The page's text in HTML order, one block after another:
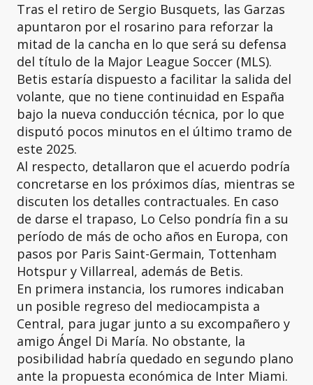
Tras el retiro de Sergio Busquets, las Garzas
apuntaron por el rosarino para reforzar la
mitad de la cancha en lo que será su defensa
del título de la Major League Soccer (MLS).
Betis estaría dispuesto a facilitar la salida del
volante, que no tiene continuidad en España
bajo la nueva conducción técnica, por lo que
disputó pocos minutos en el último tramo de
este 2025.
Al respecto, detallaron que el acuerdo podría
concretarse en los próximos días, mientras se
discuten los detalles contractuales. En caso
de darse el trapaso, Lo Celso pondría fin a su
período de más de ocho años en Europa, con
pasos por Paris Saint-Germain, Tottenham
Hotspur y Villarreal, además de Betis.
En primera instancia, los rumores indicaban
un posible regreso del mediocampista a
Central, para jugar junto a su excompañero y
amigo Ángel Di María. No obstante, la
posibilidad habría quedado en segundo plano
ante la propuesta económica de Inter Miami.